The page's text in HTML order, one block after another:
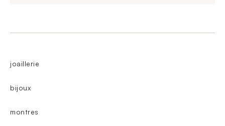
joaillerie
bijoux
montres